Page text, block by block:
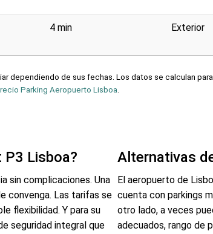
4 min Exterior
dependiendo de sus fechas. Los datos se calculan
Parking Aeropuerto Lisboa.
P3 Lisboa?
sin complicaciones. Una
convenga. Las tarifas se
flexibilidad. Y para su
seguridad integral que
Alternativas
El aeropuerto de
cuenta con parkings
otro lado, a veces
adecuados, rango de